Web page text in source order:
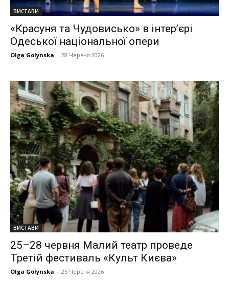
ВИСТАВИ
«Красуня та Чудовисько» в інтер’єрі
Одеської національної опери
Olga Golynska - 28 Червня 2026
ВИСТАВИ
25–28 червня Малий театр проведе
Третій фестиваль «Культ Києва»
Olga Golynska - 25 Червня 2026